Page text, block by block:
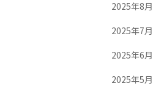
2025年8月
2025年7月
2025年6月
2025年5月